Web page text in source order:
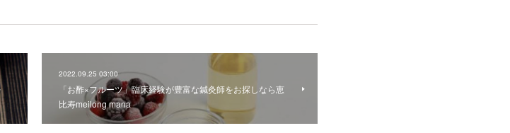
2022.09.25 03:00
「お酢×フルーツ」臨床経験が豊富な鍼灸師をお探しなら恵
比寿meilong mana